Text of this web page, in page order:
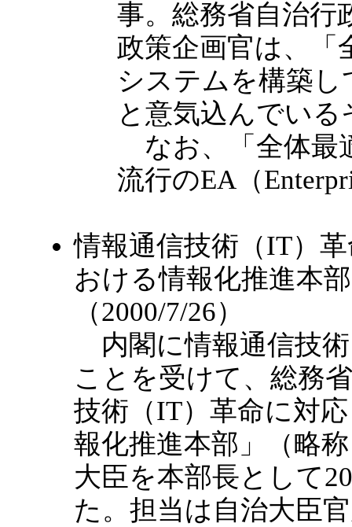
事。総務省自治行
政策企画官は、「
システムを構築
と意気込んでいる
なお、「全体最
流行のEA（
情報通信技術（IT）
おける情報化推進本
（2000/7/26）
内閣に情報通信技
ことを受けて、総務
技術（IT）革命に対
報化推進本部」（略
大臣を本部長として
た。担当は自治大臣